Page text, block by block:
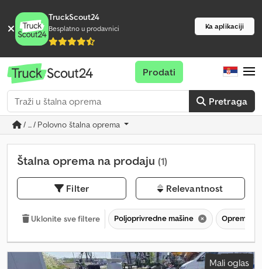
TruckScout24
Besplatno u prodavnici Ka aplikaciji
Pretraga
Prodati
/ ... / Polovno štalna oprema
Štalna oprema na prodaju (1)
Filter Relevantnost
Uklonite sve filtere Poljoprivredne mašine Oprema
Mali oglas